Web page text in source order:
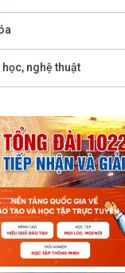
nghệ thuật